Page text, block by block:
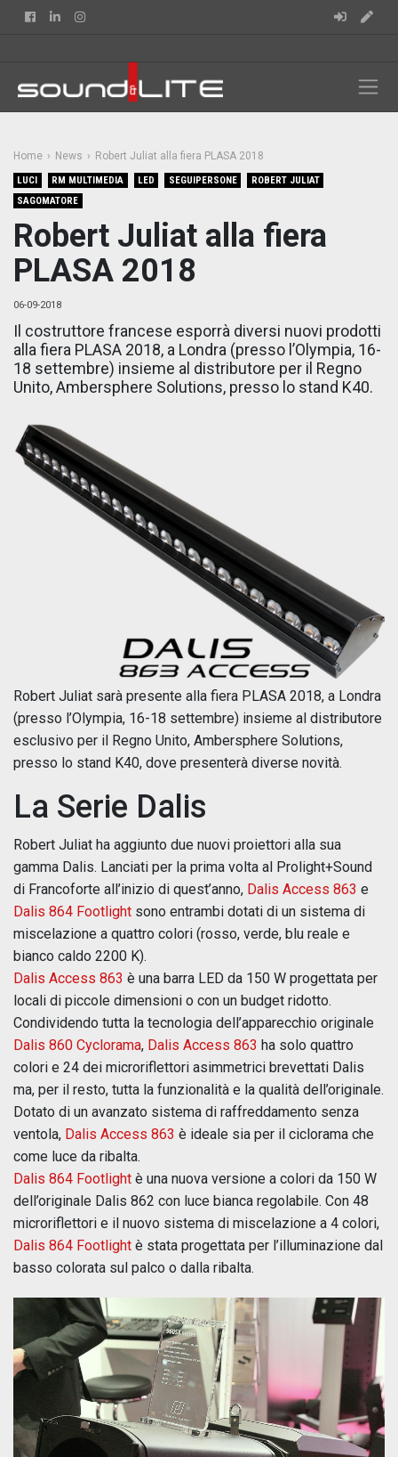
FacebookLinkedin
Home News Robert Juliat alla fiera PLASA 2018
LUCI RM MULTIMEDIA LED SEGUIPERSONE
ROBERT JULIAT
SAGOMATORE
Robert Juliat alla fiera
PLASA 2018
06-09-2018
Il costruttore francese esporrà diversi nuovi prodotti
alla fiera PLASA 2018, a Londra (presso l’Olympia, 16-
18 settembre) insieme al distributore per il Regno
Unito, Ambersphere Solutions, presso lo stand K40.
Robert Juliat sarà presente alla fiera PLASA 2018, a Londra
(presso l’Olympia, 16-18 settembre) insieme al distributore
esclusivo per il Regno Unito, Ambersphere Solutions,
presso lo stand K40, dove presenterà diverse novità.
La Serie Dalis
Robert Juliat ha aggiunto due nuovi proiettori alla sua
gamma Dalis. Lanciati per la prima volta al Prolight+Sound
di Francoforte all’inizio di quest’anno, Dalis Access 863 e
Dalis 864 Footlight sono entrambi dotati di un sistema di
miscelazione a quattro colori (rosso, verde, blu reale e
bianco caldo 2200 K).
Dalis Access 863 è una barra LED da 150 W progettata per
locali di piccole dimensioni o con un budget ridotto.
Condividendo tutta la tecnologia dell’apparecchio originale
Dalis 860 Cyclorama, Dalis Access 863 ha solo quattro
colori e 24 dei microriflettori asimmetrici brevettati Dalis
ma, per il resto, tutta la funzionalità e la qualità dell’originale.
Dotato di un avanzato sistema di raffreddamento senza
ventola, Dalis Access 863 è ideale sia per il ciclorama che
come luce da ribalta.
Dalis 864 Footlight è una nuova versione a colori da 150 W
dell’originale Dalis 862 con luce bianca regolabile. Con 48
microriflettori e il nuovo sistema di miscelazione a 4 colori,
Dalis 864 Footlight è stata progettata per l’illuminazione dal
basso colorata sul palco o dalla ribalta.